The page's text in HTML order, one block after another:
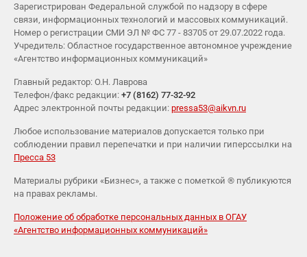
Зарегистрирован Федеральной службой по надзору в сфере
связи, информационных технологий и массовых коммуникаций.
Номер о регистрации СМИ ЭЛ № ФС 77 - 83705 от 29.07.2022 года.
Учредитель: Областное государственное автономное учреждение
«Агентство информационных коммуникаций»
Главный редактор: О.Н. Лаврова
Телефон/факс редакции: +7 (8162) 77-32-92
Адрес электронной почты редакции: pressa53@aikvn.ru
Любое использование материалов допускается только при
соблюдении правил перепечатки и при наличии гиперссылки на
Пресса 53
Материалы рубрики «Бизнес», а также с пометкой ® публикуются
на правах рекламы.
Положение об обработке персональных данных в ОГАУ
«Агентство информационных коммуникаций»